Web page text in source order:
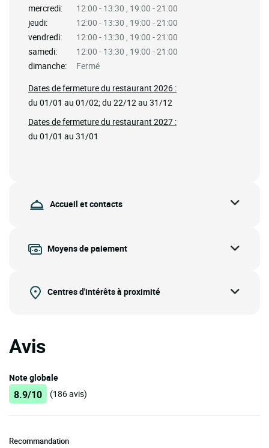
mercredi:
12:00 - 13:30 , 19:00 - 21:00
jeudi:
12:00 - 13:30 , 19:00 - 21:00
vendredi:
12:00 - 13:30 , 19:00 - 21:00
samedi:
12:00 - 13:30 , 19:00 - 21:00
dimanche:
Fermé
Dates de fermeture du restaurant 2026 :
du 01/01 au 01/02; du 22/12 au 31/12
Dates de fermeture du restaurant 2027 :
du 01/01 au 31/01
Accueil et contacts
Moyens de paiement
Centres d'intérêts à proximité
Avis
Note globale
8.9/10 (186 avis)
Recommandation